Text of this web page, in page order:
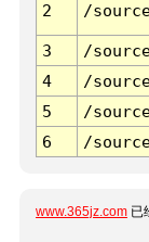
2 /
3 /
4
/
5
/
6
/
www.365jz.com 已